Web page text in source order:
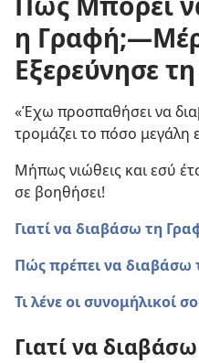
η
Εξερεύνησε
«Έχω προσπαθήσει να
τρομάζει το πόσο μεγάλη
Μήπως νιώθεις και εσύ
σε βοηθήσει!
Γιατί να διαβάσω τη
Πώς πρέπει να διαβάσω
Τι λένε οι συνομήλικοί
Γιατί να